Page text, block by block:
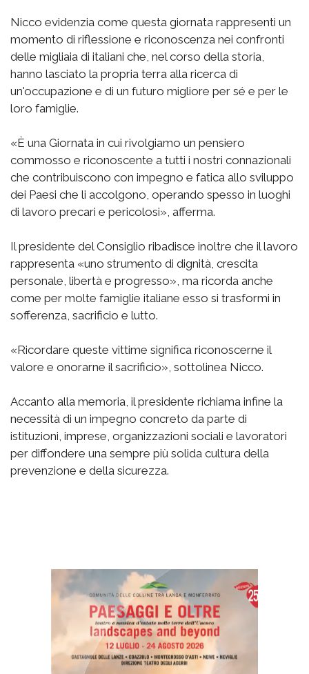
Nicco evidenzia come questa giornata rappresenti un
momento di riflessione e riconoscenza nei confronti
delle migliaia di italiani che, nel corso della storia,
hanno lasciato la propria terra alla ricerca di
un'occupazione e di un futuro migliore per sé e per le
loro famiglie.
«È una Giornata in cui rivolgiamo un pensiero
commosso e riconoscente a tutti i nostri connazionali
che contribuiscono con impegno e fatica allo sviluppo
dei Paesi che li accolgono, operando spesso in luoghi
di lavoro precari e pericolosi», afferma.
Il presidente del Consiglio ribadisce inoltre che il lavoro
rappresenta «uno strumento di dignità, crescita
personale, libertà e progresso», ma ricorda anche
come per molte famiglie italiane esso si trasformi in
sofferenza, sacrificio e lutto.
«Ricordare queste vittime significa riconoscerne il
valore e onorarne il sacrificio», sottolinea Nicco.
Accanto alla memoria, il presidente richiama infine la
necessità di un impegno concreto da parte di
istituzioni, imprese, organizzazioni sociali e lavoratori
per diffondere una sempre più solida cultura della
prevenzione e della sicurezza.